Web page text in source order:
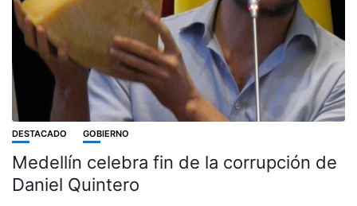
DESTACADO GOBIERNO
Medellín celebra fin de la corrupción de
Daniel Quintero